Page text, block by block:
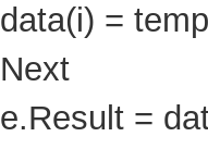
data(i) =
Next
e.Result =